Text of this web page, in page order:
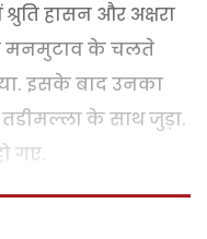
हासन और अक्षरा
मनमुटाव के चलते
इसके बाद उनका
के साथ जुड़ा.
गए.